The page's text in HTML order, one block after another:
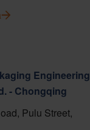
Engineering
- Chongqing
Pulu Street,